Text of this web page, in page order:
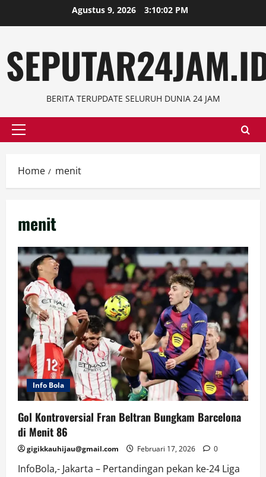
to
Agustus 9, 2026 3:10:02 PM
BERITA TERUPDATE SELURUH DUNIA 24 JAM
Primary
Home menit
menit
Info Bola
Gol Kontroversial Fran Beltran Bungkam Barcelona
di Menit 86
gigikkauhijau@gmail.com Februari 17, 2026 0
InfoBola,- Jakarta – Pertandingan pekan ke-24 Liga